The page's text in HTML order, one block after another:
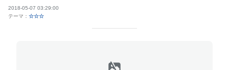
2018-05-07 03:29:00
テーマ： ☆☆☆